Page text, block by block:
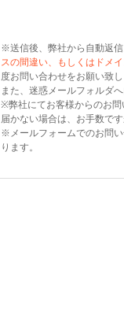
※送信後、弊社から自動返信
スの間違い、もしくはドメ
度お問い合わせをお願い致し
また、迷惑メールフォルダ
※弊社にてお客様からのお
届かない場合は、お手数で
※メールフォームでのお問
ります。